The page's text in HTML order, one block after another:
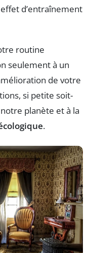
d’entraînement
routine
seulement à un
de votre
si petite soit-
planète et à la
.